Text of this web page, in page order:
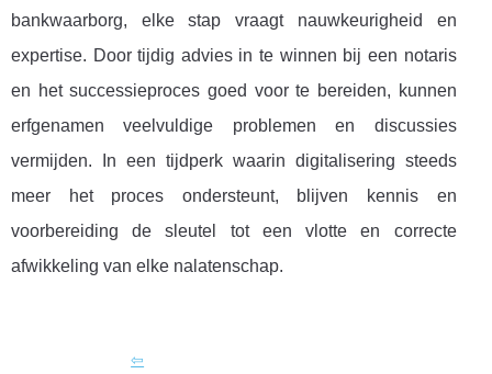
bankwaarborg, elke stap vraagt nauwkeurigheid en
expertise. Door tijdig advies in te winnen bij een notaris
en het successieproces goed voor te bereiden, kunnen
erfgenamen veelvuldige problemen en discussies
vermijden. In een tijdperk waarin digitalisering steeds
meer het proces ondersteunt, blijven kennis en
voorbereiding de sleutel tot een vlotte en correcte
afwikkeling van elke nalatenschap.